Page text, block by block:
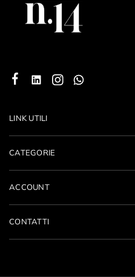
LINK UTILI
CATEGORIE
ACCOUNT
CONTATTI